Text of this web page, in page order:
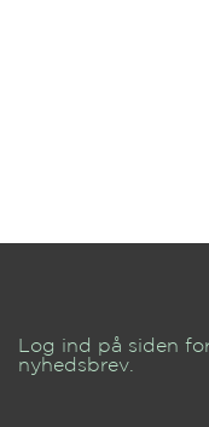
Log ind på siden
nyhedsbrev.